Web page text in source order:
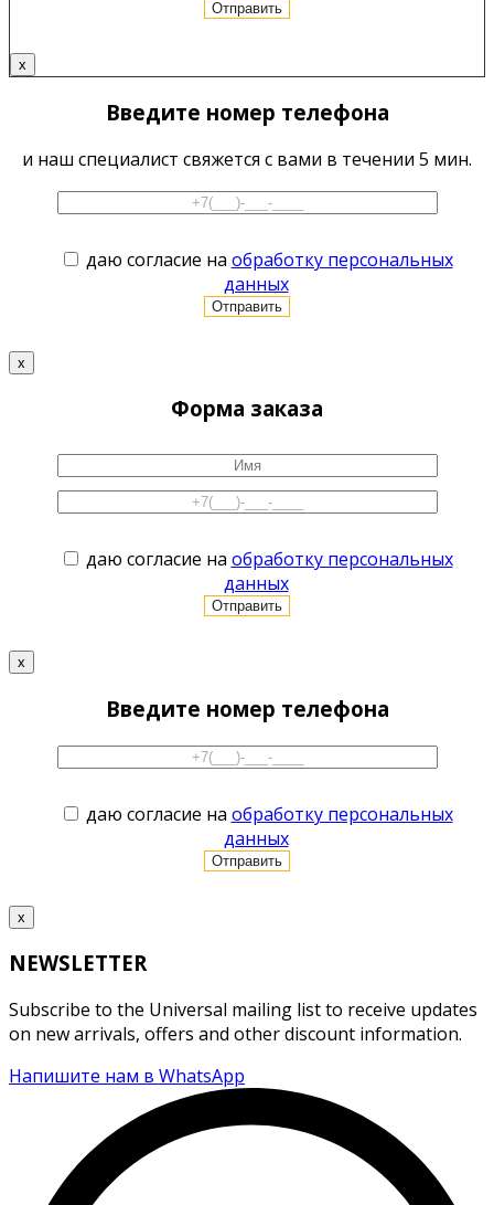
x
Введите номер телефона
и наш специалист свяжется с вами в течении 5 мин.
даю согласие на обработку персональных
данных
x
Форма заказа
даю согласие на обработку персональных
данных
x
Введите номер телефона
даю согласие на обработку персональных
данных
x
NEWSLETTER
Subscribe to the Universal mailing list to receive updates
on new arrivals, offers and other discount information.
Напишите нам в WhatsApp